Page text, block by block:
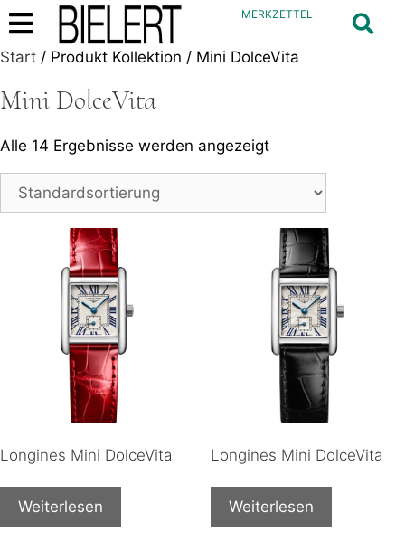
MERKZETTEL
Start / Produkt Kollektion / Mini DolceVita
Mini DolceVita
Alle 14 Ergebnisse werden angezeigt
Longines Mini DolceVita
Weiterlesen
Longines Mini DolceVita
Weiterlesen